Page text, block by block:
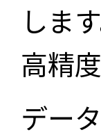
しま
高精
デー